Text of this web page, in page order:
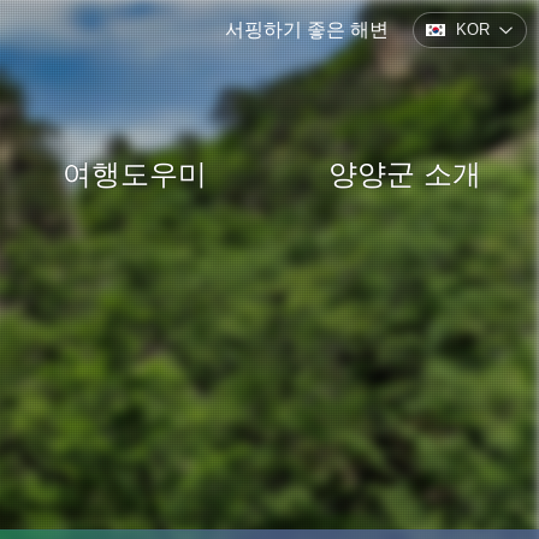
서핑하기 좋은 해변 KOR
여행도우미 양양군 소개